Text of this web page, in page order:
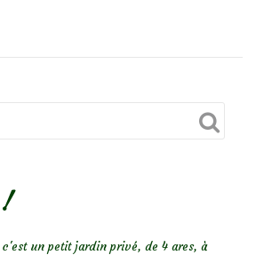
belle
un petit jardin privé, de 4 ares, à